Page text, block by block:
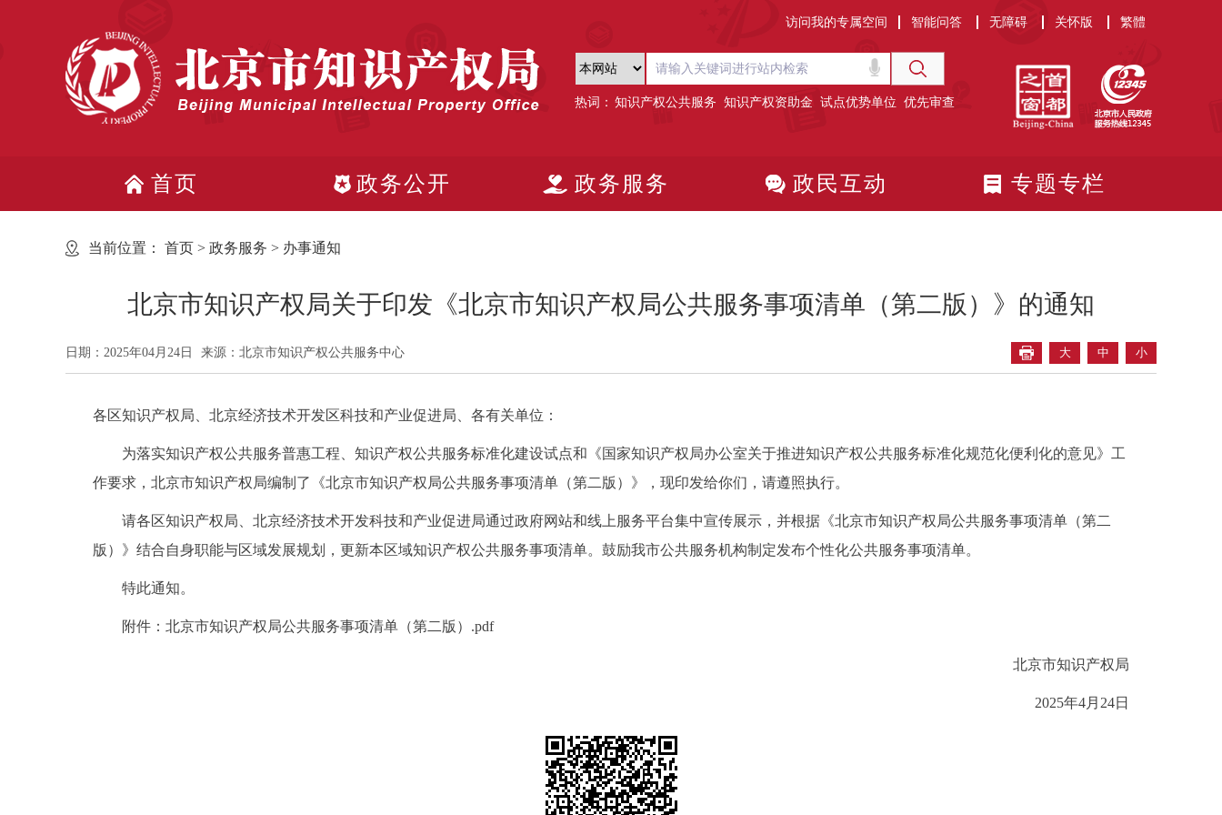
访问我的专属空间 智能问答 无障碍 关怀版 繁體
热词： 知识产权公共服务 知识产权资助金 试点优势单位 优先审查
首页 政务公开 政务服务 政民互动 专题专栏
当前位置： 首页 > 政务服务 > 办事通知
北京市知识产权局关于印发《北京市知识产权局公共服务事项清单（第二版）》的通知
日期：2025年04月24日 来源：北京市知识产权公共服务中心 大 中 小
各区知识产权局、北京经济技术开发区科技和产业促进局、各有关单位：
为落实知识产权公共服务普惠工程、知识产权公共服务标准化建设试点和《国家知识产权局办公室关于推进知识产权公共服务标准化规范化便利化的意见》工
作要求 ，北京市知识产权局编制了《北京市知识产权局公共服务事项清单（第二版）》，现印发给你们，请遵照执行。
请各区知识产权局、北京经济技术开发科技和产业促进局通过政府网站和线上服务平台集中宣传展示，并根据《北京市知识产权局公共服务事项清单（第二
版）》结合自身职能与区域发展规划，更新本区域知识产权公共服务事项清单。鼓励我市公共服务机构制定发布个性化公共服务事项清单。
特此通知。
附件： 北京市知识产权局公共服务事项清单（第二版）.pdf
北京市知识产权局
2025年4月 24日